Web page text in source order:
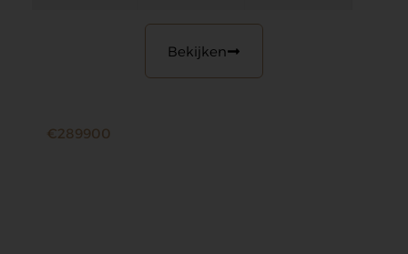
Bekijken
€289900